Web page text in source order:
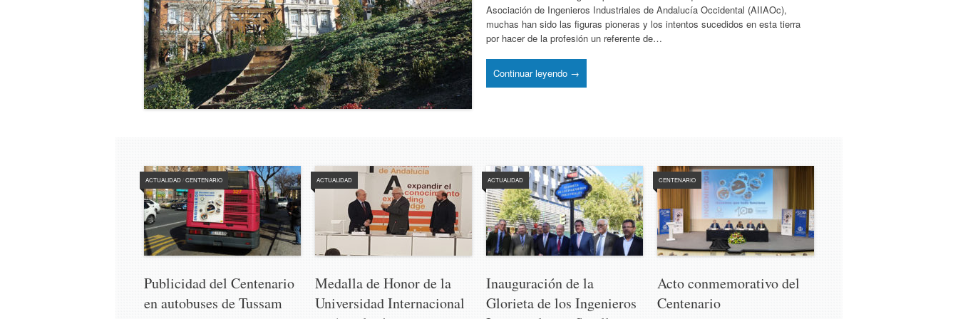
Asociación de Ingenieros Industriales de Andalucía Occidental (AIIAOc),
muchas han sido las figuras pioneras y los intentos sucedidos en esta tierra
por hacer de la profesión un referente de…
Continuar leyendo →
ACTUALIDAD/CENTENARIO
Publicidad del Centenario
en autobuses de Tussam
ACTUALIDAD
Medalla de Honor de la
Universidad Internacional
ACTUALIDAD
Inauguración de la
Glorieta de los Ingenieros
CENTENARIO
Acto conmemorativo del
Centenario